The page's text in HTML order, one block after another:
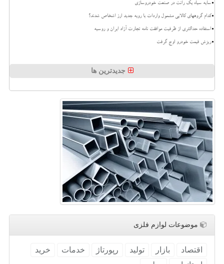
سایه سیاه یک رانت در صنعت خودروسازی
کدام گروههای کالایی مشمول واردات با رویه جدید ارز اشخاص شدند؟
استفاده حداکثری از ظرفیت موافقت نامه تجارت آزاد ایران و روسیه
ریزش قیمت خودرو اوج گرفت
جدیدترین ها
موضوعات لوازم فلزی
اقتصاد بازار تولید رپورتاژ خدمات
خرید